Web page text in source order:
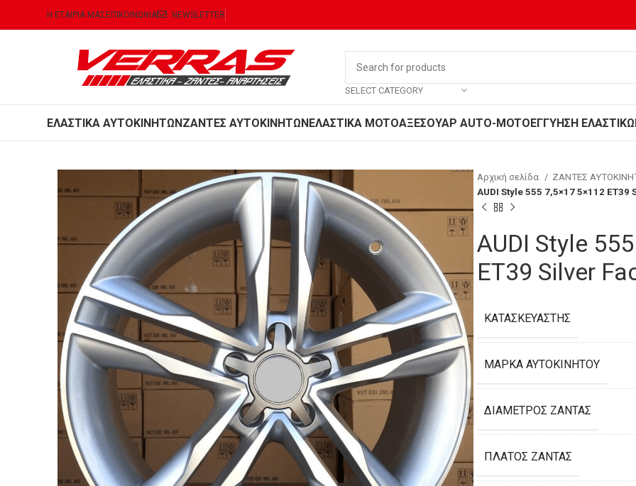
Η ΕΤΑΙΡΙΑ ΜΑΣ ΕΠΙΚΟΙΝΩΝΙΑ NEWSLETTER
SELECT CATEGORY
ΕΛΑΣΤΙΚΑ ΑΥΤΟΚΙΝΗΤΩΝΖΑΝΤΕΣ ΑΥΤΟΚΙΝΗΤΩΝΕΛΑΣΤΙΚΑ MOTOΑΞΕΣΟΥΑΡ AUTO-MOTOΕΓΓΥΗΣΗ
Αρχική σελίδα
ΖΑΝΤΕΣ
AUDI Style 555 7,5×17 5×112
AUDI Style
ET39 Silver
ΚΑΤΑΣΚΕΥΑΣΤΉΣ
ΜΆΡΚΑ ΑΥΤΟΚΙΝΉΤΟΥ
ΔΙΆΜΕΤΡΟΣ ΖΆΝΤΑΣ
ΠΛΆΤΟΣ ΖΆΝΤΑΣ